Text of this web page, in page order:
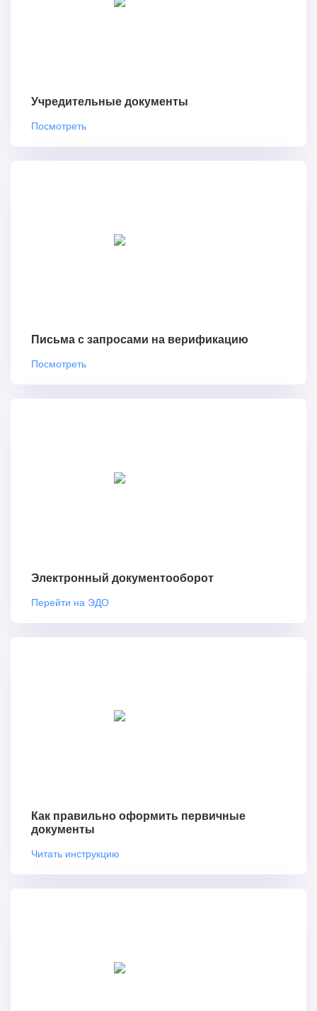
Учредительные документы
Посмотреть
Письма с запросами на верификацию
Посмотреть
Электронный документооборот
Перейти на ЭДО
Как правильно оформить первичные
документы
Читать инструкцию